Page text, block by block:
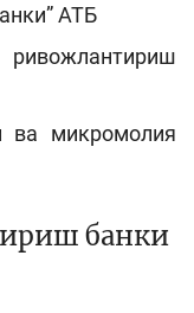
АТБ
ва микромолия
банки